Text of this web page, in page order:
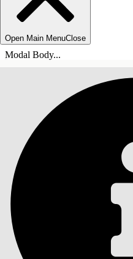
Open Main MenuClose
Modal Body...
SISÄLLYSLUETTELO